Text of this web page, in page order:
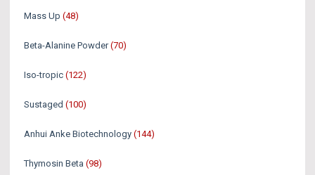
Mass Up (48)
Beta-Alanine Powder (70)
Iso-tropic (122)
Sustaged (100)
Anhui Anke Biotechnology (144)
Thymosin Beta (98)